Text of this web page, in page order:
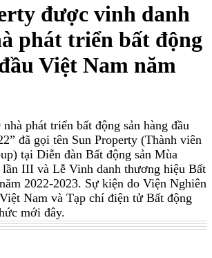
được vinh danh
phát triển bất động
Việt Nam năm
phát triển bất động sản hàng đầu
đã gọi tên Sun Property (Thành viên
tại Diễn đàn Bất động sản Mùa
III và Lễ Vinh danh thương hiệu Bất
2022-2023. Sự kiện do Viện Nghiên
Nam và Tạp chí điện tử Bất động
mới đây.